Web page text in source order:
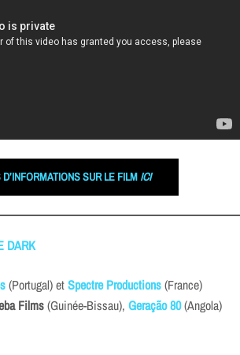
D’INFORMATIONS SUR LE FILM ICI
DARK
(Portugal) etSpectre Productions(France)
Films(Guinée-Bissau), Geração 80(Angola)